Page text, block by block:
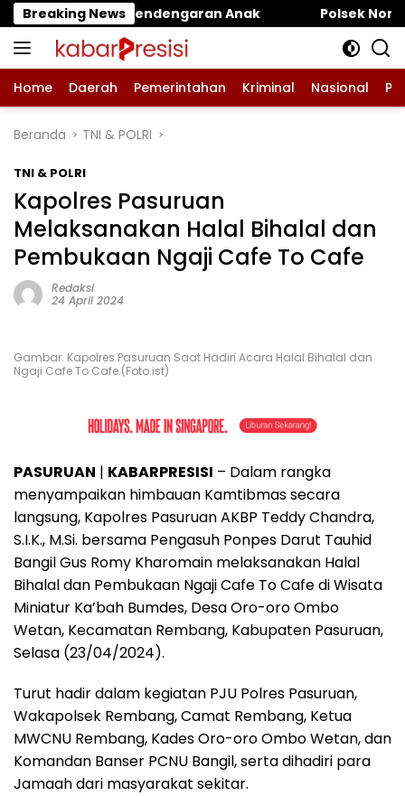
Langsung
ke
konten
Breaking News
Anak Polsek Nongkojajar Dukung
Home Daerah Pemerintahan Kriminal Nasional
Beranda TNI & POLRI
TNI & POLRI
Kapolres Pasuruan
Melaksanakan Halal Bihalal dan
Pembukaan Ngaji Cafe To Cafe
Redaksi
24 April 2024
Gambar. Kapolres Pasuruan Saat Hadiri Acara Halal Bihalal dan
Ngaji Cafe To Cafe.(Foto.ist)
PASURUAN | KABARPRESISI – Dalam rangka
menyampaikan himbauan Kamtibmas secara
langsung, Kapolres Pasuruan AKBP Teddy Chandra,
S.I.K., M.Si. bersama Pengasuh Ponpes Darut Tauhid
Bangil Gus Romy Kharomain melaksanakan Halal
Bihalal dan Pembukaan Ngaji Cafe To Cafe di Wisata
Miniatur Ka’bah Bumdes, Desa Oro-oro Ombo
Wetan, Kecamatan Rembang, Kabupaten Pasuruan,
Selasa (23/04/2024).
Turut hadir dalam kegiatan PJU Polres Pasuruan,
Wakapolsek Rembang, Camat Rembang, Ketua
MWCNU Rembang, Kades Oro-oro Ombo Wetan, dan
Komandan Banser PCNU Bangil, serta dihadiri para
Jamaah dari masyarakat sekitar.